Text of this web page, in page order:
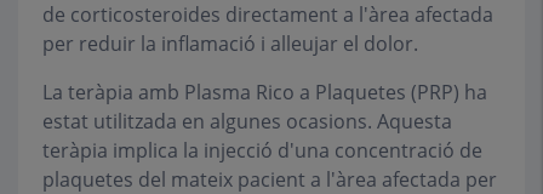
de corticosteroides directament a l'àrea afectada
per reduir la inflamació i alleujar el dolor.
La teràpia amb Plasma Rico a Plaquetes (PRP) ha
estat utilitzada en algunes ocasions. Aquesta
teràpia implica la injecció d'una concentració de
plaquetes del mateix pacient a l'àrea afectada per